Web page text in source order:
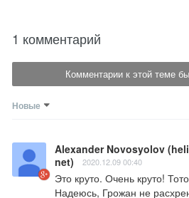
1 комментарий
Комментарии к этой теме
Новые
Alexander Novosyolov
net)
2020.12.09 00:40
Это круто. Очень круто!
Надеюсь, Грожан не